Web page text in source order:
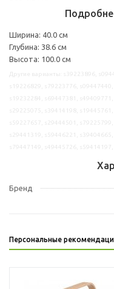
Ширина: 40.0 см
Глубина: 38.6 см
Высота: 100.0 см
Бренд
Персональные